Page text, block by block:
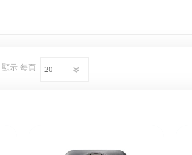
SwellPro斯威普
顯示 每頁